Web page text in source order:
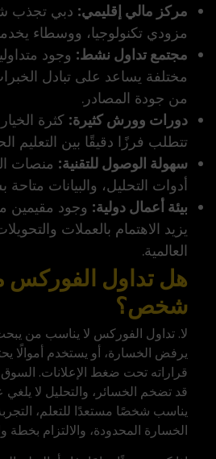
مركز مالي إقليمي: دبي تجذب
مزودي تكنولوجيا، ووسطاء
مجتمع تداول نشط: وجود
مختلفة يساعد على تبادل
من جودة المصادر.
دورات وورش كثيرة: كثرة
تتطلب فرزًا دقيقًا بين التعليم
سهولة الوصول للتقنية: منصات
أدوات التحليل، والبيانات متاحة
بيئة أعمال دولية: وجود مقيمين
يزيد الاهتمام بالعملات
العالمية.
هل تداول
شخص؟
لا. تداول الفوركس لا يناسب من
يرفض الخسارة، أو يستخدم أموالًا
قراراته تحت ضغط الإعلانات. السوق
قد تضخم الخسائر، والتحليل لا يلغي
يناسب شخصًا مستعدًا للتعلم،
الخسارة المحدودة، والالتزام بخطة